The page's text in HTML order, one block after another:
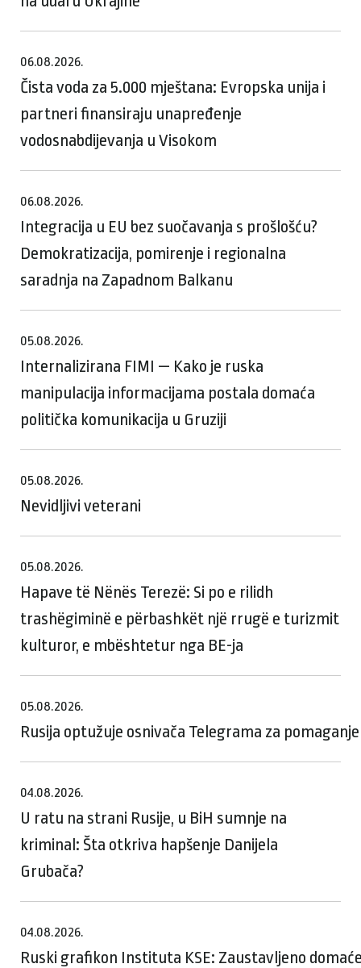
06.08.2026.
Čista voda za 5.000 mještana: Evropska unija i
partneri finansiraju unapređenje
vodosnabdijevanja u Visokom
06.08.2026.
Integracija u EU bez suočavanja s prošlošću?
Demokratizacija, pomirenje i regionalna
saradnja na Zapadnom Balkanu
05.08.2026.
Internalizirana FIMI — Kako je ruska
manipulacija informacijama postala domaća
politička komunikacija u Gruziji
05.08.2026.
Nevidljivi veterani
05.08.2026.
Hapave të Nënës Terezë: Si po e rilidh
trashëgiminë e përbashkët një rrugë e turizmit
kulturor, e mbështetur nga BE-ja
05.08.2026.
Rusija optužuje osnivača Telegrama za
04.08.2026.
U ratu na strani Rusije, u BiH sumnje na
kriminal: Šta otkriva hapšenje Danijela
Grubača?
04.08.2026.
Ruski grafikon Instituta KSE: Zaustavljeno